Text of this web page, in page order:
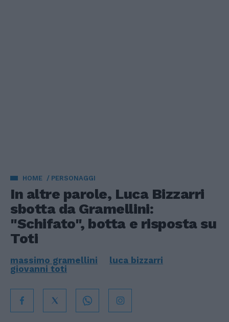
HOME PERSONAGGI
In altre parole, Luca Bizzarri
sbotta da Gramellini:
"Schifato", botta e risposta su
Toti
massimo gramellini
luca bizzarri
giovanni toti